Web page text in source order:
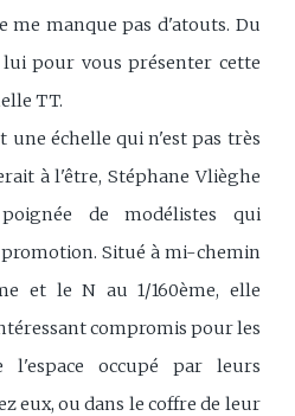
me manque pas d'atouts. Du
pour vous présenter cette
TT.
une échelle qui n'est pas très
à l'être, Stéphane Vlièghe
de modélistes qui
Situé à mi-chemin
et le N au 1/160ème, elle
compromis pour les
l'espace occupé par leurs
eux, ou dans le coffre de leur